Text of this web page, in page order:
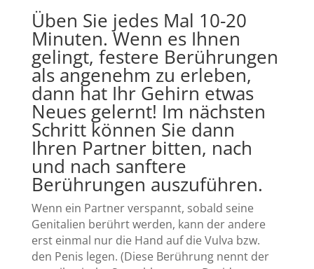
Üben Sie jedes Mal 10-20
Minuten. Wenn es Ihnen
gelingt, festere Berührungen
als angenehm zu erleben,
dann hat Ihr Gehirn etwas
Neues gelernt! Im nächsten
Schritt können Sie dann
Ihren Partner bitten, nach
und nach sanftere
Berührungen auszuführen.
Wenn ein Partner verspannt, sobald seine
Genitalien berührt werden, kann der andere
erst einmal nur die Hand auf die Vulva bzw.
den Penis legen. (Diese Berührung nennt der